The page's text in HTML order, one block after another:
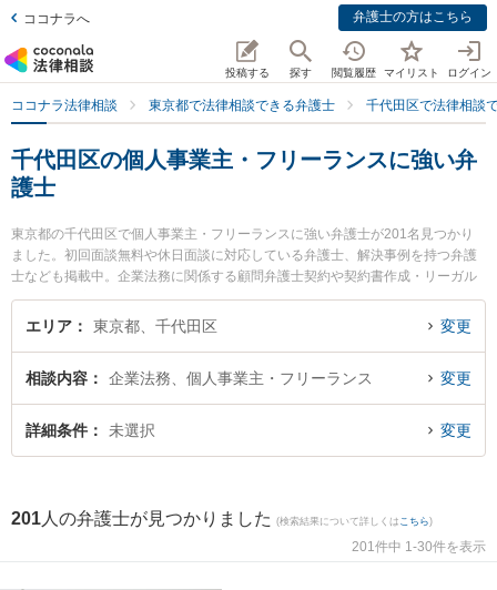
ココナラへ 弁護士の方はこちら
投稿する 探す 閲覧履歴 マイリスト ログイン
ココナラ法律相談 東京都で法律相談できる弁護士 千代田区で法律相談
千代田区の個人事業主・フリーランスに強い弁
護士
東京都の千代田区で個人事業主・フリーランスに強い弁護士が201名見つかり
ました。初回面談無料や休日面談に対応している弁護士、解決事例を持つ弁護
士なども掲載中。企業法務に関係する顧問弁護士契約や契約書作成・リーガル
チェック、雇用契約書・就業規則作成等の細かな分野での絞り込み検索もでき
便利です。特に和田倉門法律事務所の河村 尚弁護士や日比谷見附法律事務所の
生した個人事業主・フリーランスのトラブルを今すぐに弁護士に相談したい』
『個人事業主・フリーランスのトラブル解決の実績豊富な近くの弁護士を検索
したい』『初回相談無料で個人事業主・フリーランスを法律相談できる千代田
エリア 東京都、千代田区 変更
相談内容 企業法務、個人事業主・フリーランス 変更
詳細条件 未選択 変更
201 人の弁護士が見つかりました (検索結果について詳しくは こちら)
201件中 1-30件を表示